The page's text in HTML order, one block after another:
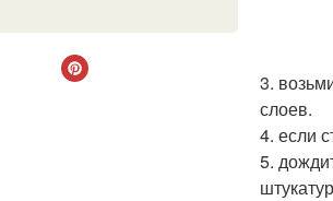
3.
слоев.
4. если
5.